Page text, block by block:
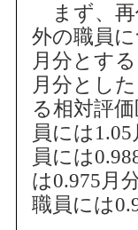
まず、再
外の職員
月分とす
月分とし
る相対評
員には
員には
は0.975月
職員には